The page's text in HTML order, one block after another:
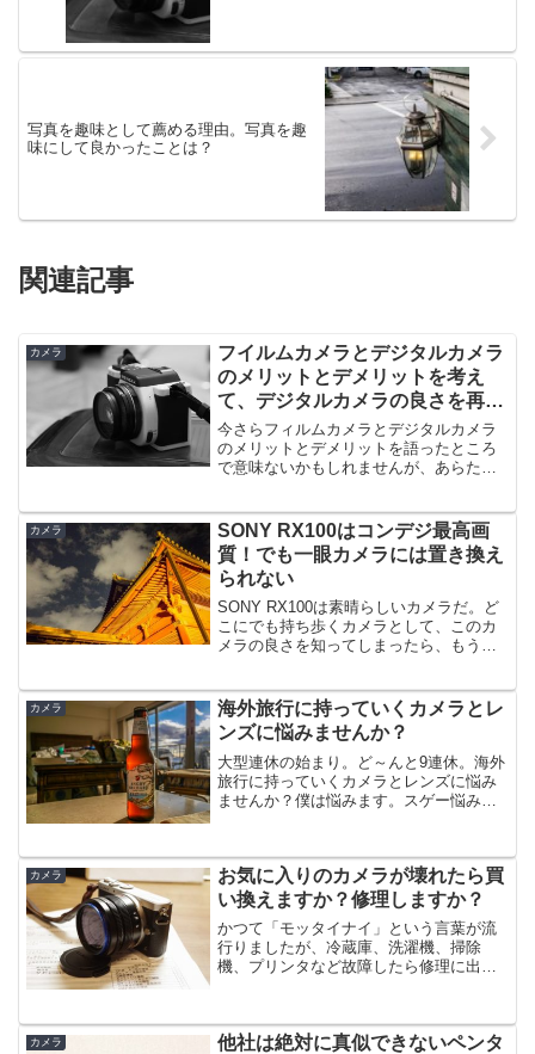
写真を趣味として薦める理由。写真を趣
味にして良かったことは？
関連記事
カメラ
フイルムカメラとデジタルカメラ
のメリットとデメリットを考え
て、デジタルカメラの良さを再認
識する
今さらフィルムカメラとデジタルカメラ
のメリットとデメリットを語ったところ
で意味ないかもしれませんが、あらため
ット・デメリット僕が最初に買った一眼
レフカメラはニコンF5...
カメラ
SONY RX100はコンデジ最高画
質！でも一眼カメラには置き換え
られない
SONY RX100は素晴らしいカメラだ。ど
こにでも持ち歩くカメラとして、このカ
メラの良さを知ってしまったら、もうス
けど、一眼カメラにはかなわない。「も
う一眼カメラは要...
カメラ
海外旅行に持っていくカメラとレ
ンズに悩みませんか？
大型連休の始まり。ど～んと9連休。海外
旅行に持っていくカメラとレンズに悩み
ませんか？僕は悩みます。スゲー悩みま
り最高のカメラを、ハワイなど観光より
アクティビティ重視の場...
カメラ
お気に入りのカメラが壊れたら買
い換えますか？修理しますか？
かつて「モッタイナイ」という言葉が流
行りましたが、冷蔵庫、洗濯機、掃除
機、プリンタなど故障したら修理に出さ
とあまり変わらない・新製品の方が機能
が多彩で省エネ・寿命だろう...
カメラ
他社は絶対に真似できないペンタ